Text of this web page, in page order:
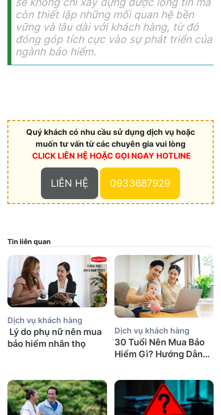
còn thiết lập những mối quan hệ bền
vững và lâu dài với khách hàng, từ đó
đóng góp tích cực vào sự phát triển của
ngành bảo hiểm.
Quý khách có nhu cầu sử dụng dịch vụ hoặc
muốn tư vấn từ các chuyên gia vui lòng
CLICK LIÊN HỆ HOẶC GỌI NGAY HOTLINE
LIÊN HỆ 0933687929
Tin liên quan
Dịch vụ khách hàng
Lý do phụ nữ nên mua
bảo hiểm nhân thọ
Dịch vụ khách hàng
30 Tuổi Nên Mua Bảo
Hiểm Gì? Hướng Dẫn